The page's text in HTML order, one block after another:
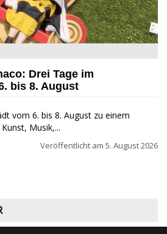
Tage im Wunderland
Drei Tage im
bis 8. August
vom 6. bis 8. August zu einem
Musik,...
Veröffentlicht am 5. August 2026